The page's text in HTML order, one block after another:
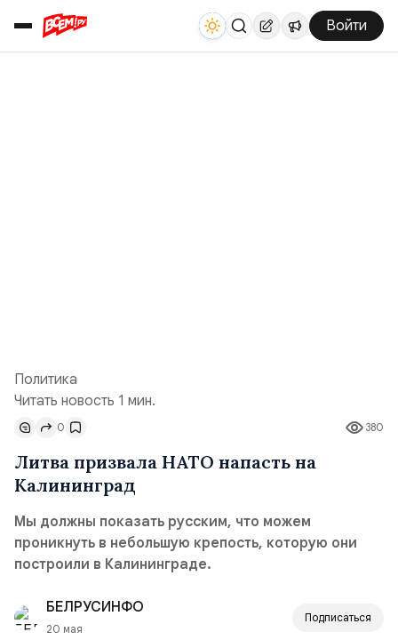
Войти
Политика
Читать новость 1 мин.
380
0
Литва призвала НАТО напасть на
Калининград
Мы должны показать русским, что можем
проникнуть в небольшую крепость, которую они
построили в Калининграде.
БЕЛРУСИНФО
20 мая
Подписаться